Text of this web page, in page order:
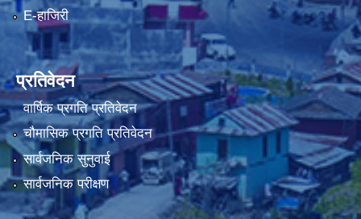
E-हाजिरी
प्रतिवेदन
वार्षिक प्रगति प्रतिवेदन
चौमासिक प्रगति प्रतिवेदन
सार्वजनिक सुनुवाई
सार्वजनिक परीक्षण